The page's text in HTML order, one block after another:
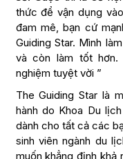
thức để vận dụng
đam mê, bạn cứ
Guiding Star. Mình
và còn làm tốt
nghiệm tuyệt vời ”
The Guiding Star là
hành do Khoa Du
dành cho tất cả các
sinh viên ngành du
muốn khẳng định khả